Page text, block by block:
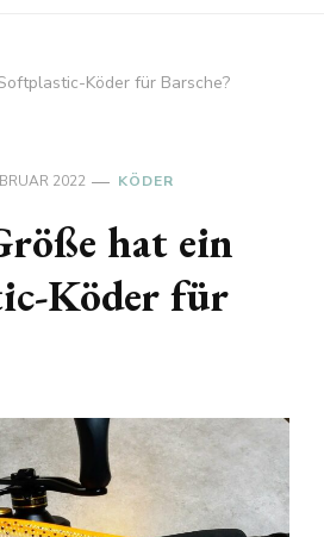
Köder für Barsche?
2022 KÖDER
hat ein
Köder für